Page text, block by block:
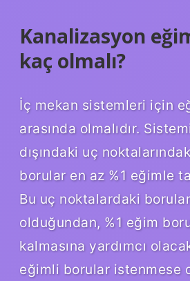
Kanalizasyon
kaç olmalı?
İç mekan sistemleri için
arasında olmalıdır.
dışındaki uç
borular en az %1 eğimle
Bu uç noktalardaki
olduğundan, %1 eğim
kalmasına yardımcı
eğimli borular istenmese